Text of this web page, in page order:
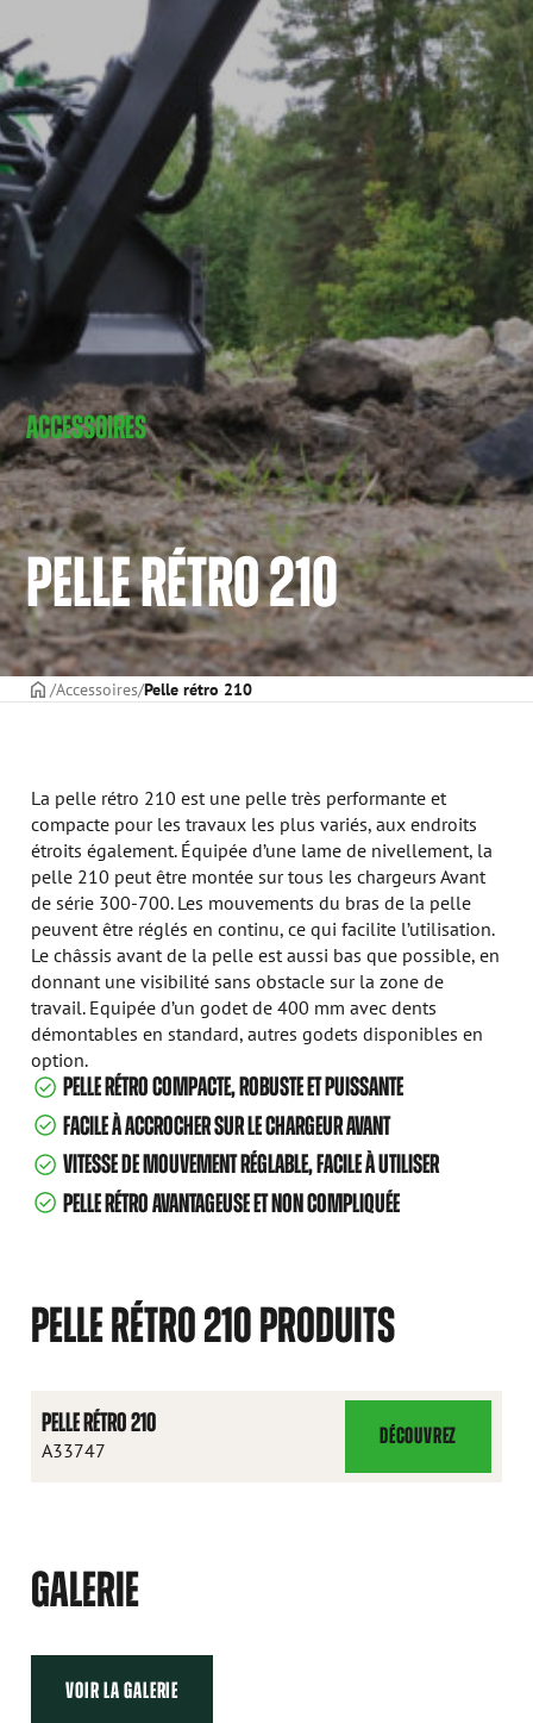
ACCESSOIRES
PELLE RÉTRO 210
PAGE DE COUVERTURE
Accessoires Pelle rétro 210
La pelle rétro 210 est une pelle très performante et
compacte pour les travaux les plus variés, aux endroits
étroits également. Équipée d’une lame de nivellement, la
pelle 210 peut être montée sur tous les chargeurs Avant
de série 300-700. Les mouvements du bras de la pelle
peuvent être réglés en continu, ce qui facilite l’utilisation.
Le châssis avant de la pelle est aussi bas que possible, en
donnant une visibilité sans obstacle sur la zone de
travail. Equipée d’un godet de 400 mm avec dents
démontables en standard, autres godets disponibles en
option.
PELLE RÉTRO COMPACTE, ROBUSTE ET PUISSANTE
FACILE À ACCROCHER SUR LE CHARGEUR AVANT
VITESSE DE MOUVEMENT RÉGLABLE, FACILE À UTILISER
PELLE RÉTRO AVANTAGEUSE ET NON COMPLIQUÉE
PELLE RÉTRO 210 PRODUITS
PELLE RÉTRO 210
A33747
DÉCOUVREZ
PELLE
RÉTRO
GALERIE
VOIR LA GALERIE